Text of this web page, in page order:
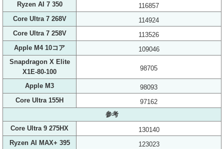
Ryzen AI 7 350
116857
Core Ultra 7 268V
114924
Core Ultra 7 258V
113526
Apple M4 10コア
109046
Snapdragon X Elite
X1E-80-100
98705
Apple M3
98093
Core Ultra 155H
97162
参考
Core Ultra 9 275HX
130140
Ryzen AI MAX+ 395
123023